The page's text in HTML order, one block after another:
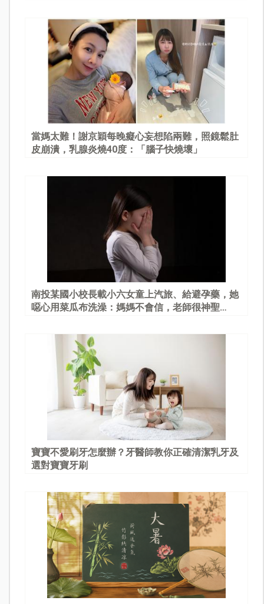
當媽太難！謝京穎每晚癡心妄想陷兩難，照鏡鬆肚
皮崩潰，乳腺炎燒40度：「腦子快燒壞」
南投某國小校長載小六女童上汽旅、給避孕藥，她
噁心用菜瓜布洗澡：媽媽不會信，老師很神聖…
寶寶不愛刷牙怎麼辦？牙醫師教你正確清潔乳牙及
選對寶寶牙刷